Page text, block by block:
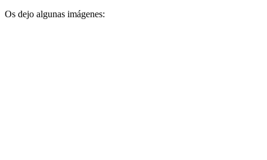
Os dejo algunas imágenes: